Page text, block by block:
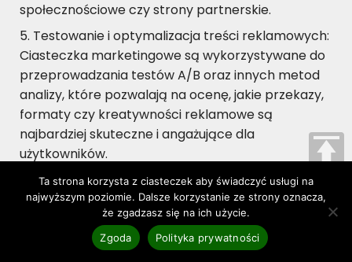
społecznościowe czy strony partnerskie.
Testowanie i optymalizacja treści reklamowych:
Ciasteczka marketingowe są wykorzystywane do
przeprowadzania testów A/B oraz innych metod
analizy, które pozwalają na ocenę, jakie przekazy,
formaty czy kreatywności reklamowe są
najbardziej skuteczne i angażujące dla
użytkowników.
Postanowienia końcowe
Żłobek Miejski w Jaworznie zastrzega sobie prawo
Ta strona korzysta z ciasteczek aby świadczyć usługi na
najwyższym poziomie. Dalsze korzystanie ze strony oznacza,
że zgadzasz się na ich użycie.
Zgoda
Polityka prywatności